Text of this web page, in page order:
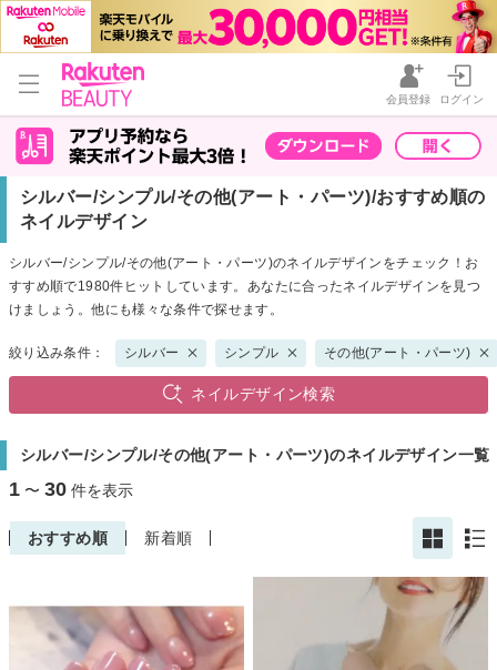
会員登録 ログイン
シルバー/シンプル/その他(アート・パーツ)/おすすめ順の
ネイルデザイン
シルバー/シンプル/その他(アート・パーツ)のネイルデザインをチェック！お
すすめ順で1980件ヒットしています。あなたに合ったネイルデザインを見つ
けましょう。他にも様々な条件で探せます。
絞り込み条件： シルバー シンプル その他(アート・パーツ)
ネイルデザイン検索
シルバー/シンプル/その他(アート・パーツ)のネイルデザイン一覧
1 〜 30 件を表示
おすすめ順 新着順